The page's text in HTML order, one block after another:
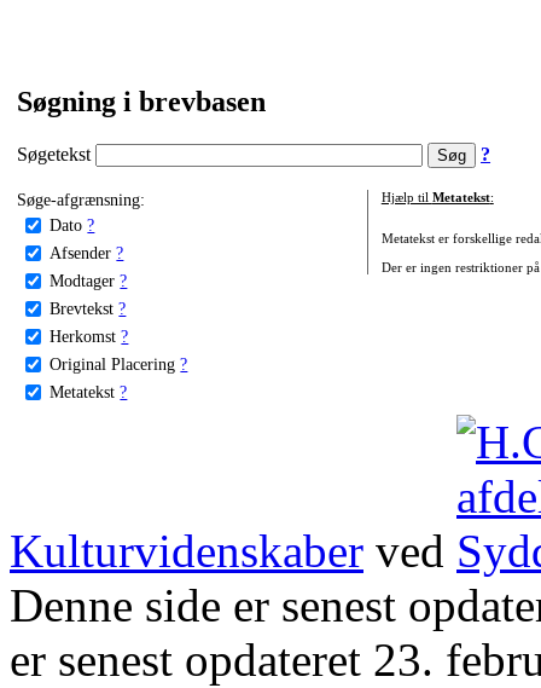
Søgning i brevbasen
Søgetekst ?
Søge-afgrænsning:
Dato ?
Afsender ?
Modtager ?
Brevtekst ?
Herkomst ?
Original Placering ?
Metatekst ?
Hjælp til Metatekst:
Metatekst er forskellige
Der er ingen restriktioner
Kulturvidenskaber ved
Denne side er senest
er senest opdateret 23.